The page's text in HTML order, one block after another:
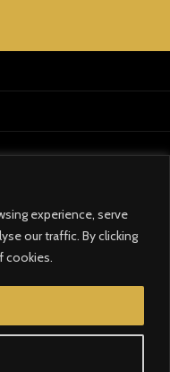
experience, serve
our traffic. By clicking
cookies.